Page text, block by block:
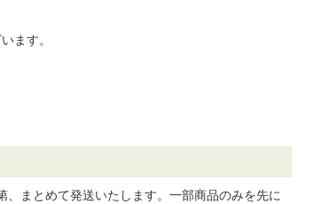
ます。
まとめて発送いたします。一部商品のみを先に